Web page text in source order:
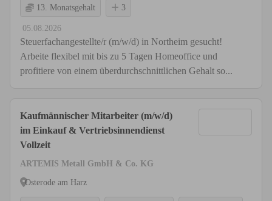
13. Monatsgehalt 3
05.08.2026
Steuerfachangestellte/r (m/w/d) in Northeim gesucht!
Arbeite flexibel mit bis zu 5 Tagen Homeoffice und
profitiere von einem überdurchschnittlichen Gehalt so...
Kaufmännischer Mitarbeiter (m/w/d)
im Einkauf & Vertriebsinnendienst
Vollzeit
ARTEMIS Metall GmbH & Co. KG
Osterode am Harz